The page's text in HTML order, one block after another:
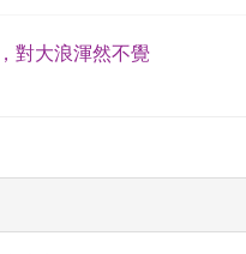
對大浪渾然不覺